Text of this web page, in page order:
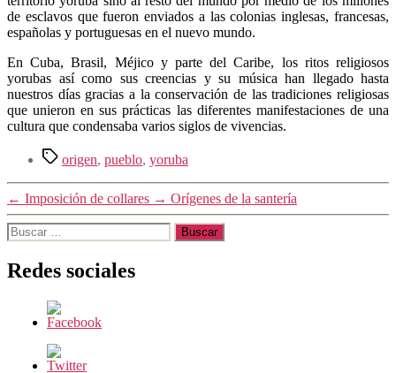
de esclavos que fueron enviados a las colonias inglesas, francesas,
españolas y portuguesas en el nuevo mundo.
En Cuba, Brasil, Méjico y parte del Caribe, los ritos religiosos
yorubas así como sus creencias y su música han llegado hasta
nuestros días gracias a la conservación de las tradiciones religiosas
que unieron en sus prácticas las diferentes manifestaciones de una
cultura que condensaba varios siglos de vivencias.
Etiquetas
origen, pueblo, yoruba
← Imposición de collares → Orígenes de la santería
Buscar:
Redes sociales